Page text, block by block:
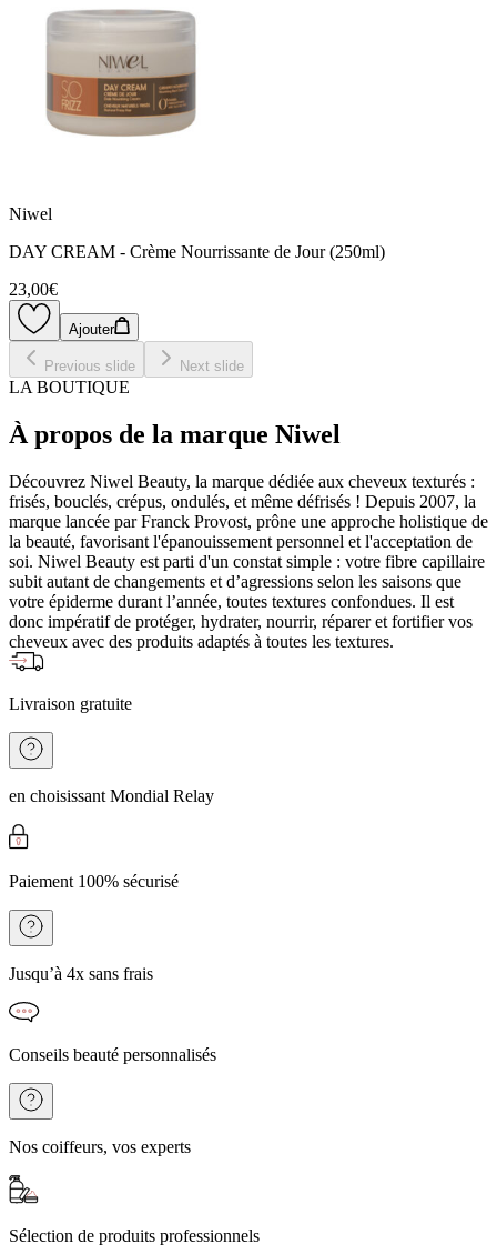
Niwel
DAY CREAM - Crème Nourrissante de Jour (250ml)
23,00€
Ajouter
Previous slide Next slide
LA BOUTIQUE
À propos de la marque Niwel
Découvrez Niwel Beauty, la marque dédiée aux cheveux texturés :
frisés, bouclés, crépus, ondulés, et même défrisés ! Depuis 2007, la
marque lancée par Franck Provost, prône une approche holistique de
la beauté, favorisant l'épanouissement personnel et l'acceptation de
soi. Niwel Beauty est parti d'un constat simple : votre fibre capillaire
subit autant de changements et d’agressions selon les saisons que
votre épiderme durant l’année, toutes textures confondues. Il est
donc impératif de protéger, hydrater, nourrir, réparer et fortifier vos
cheveux avec des produits adaptés à toutes les textures.
Livraison gratuite
en choisissant Mondial Relay
Paiement 100% sécurisé
Jusqu’à 4x sans frais
Conseils beauté personnalisés
Nos coiffeurs, vos experts
Sélection de produits professionnels